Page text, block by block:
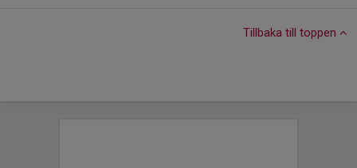
Tillbaka till toppen